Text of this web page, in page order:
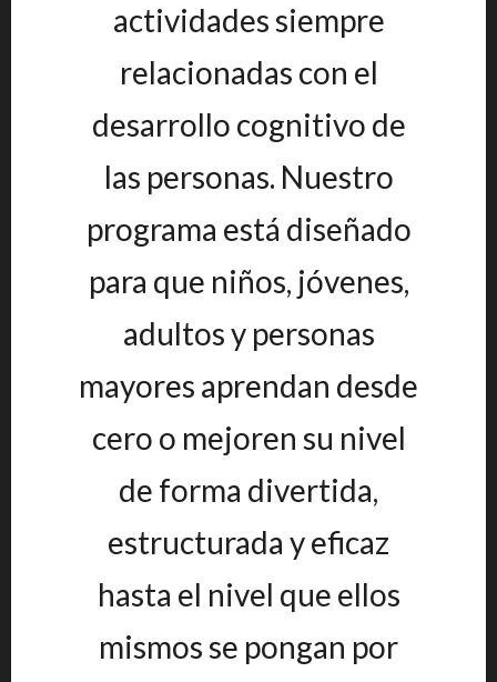
actividades siempre
relacionadas con el
desarrollo cognitivo de
las personas. Nuestro
programa está diseñado
para que niños, jóvenes,
adultos y personas
mayores aprendan desde
cero o mejoren su nivel
de forma divertida,
estructurada y eficaz
hasta el nivel que ellos
mismos se pongan por